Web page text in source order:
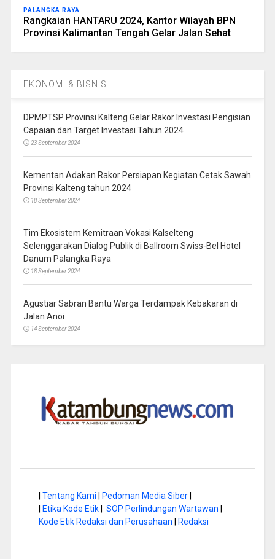
PALANGKA RAYA
Rangkaian HANTARU 2024, Kantor Wilayah BPN
Provinsi Kalimantan Tengah Gelar Jalan Sehat
EKONOMI & BISNIS
DPMPTSP Provinsi Kalteng Gelar Rakor Investasi Pengisian
Capaian dan Target Investasi Tahun 2024
23 September 2024
Kementan Adakan Rakor Persiapan Kegiatan Cetak Sawah
Provinsi Kalteng tahun 2024
18 September 2024
Tim Ekosistem Kemitraan Vokasi Kalselteng
Selenggarakan Dialog Publik di Ballroom Swiss-Bel Hotel
Danum Palangka Raya
18 September 2024
Agustiar Sabran Bantu Warga Terdampak Kebakaran di
Jalan Anoi
14 September 2024
Tentang Kami Pedoman Media Siber|
Etika Kode Etik| SOP Perlindungan Wartawan
Kode Etik Redaksi dan Perusahaan
Redaksi